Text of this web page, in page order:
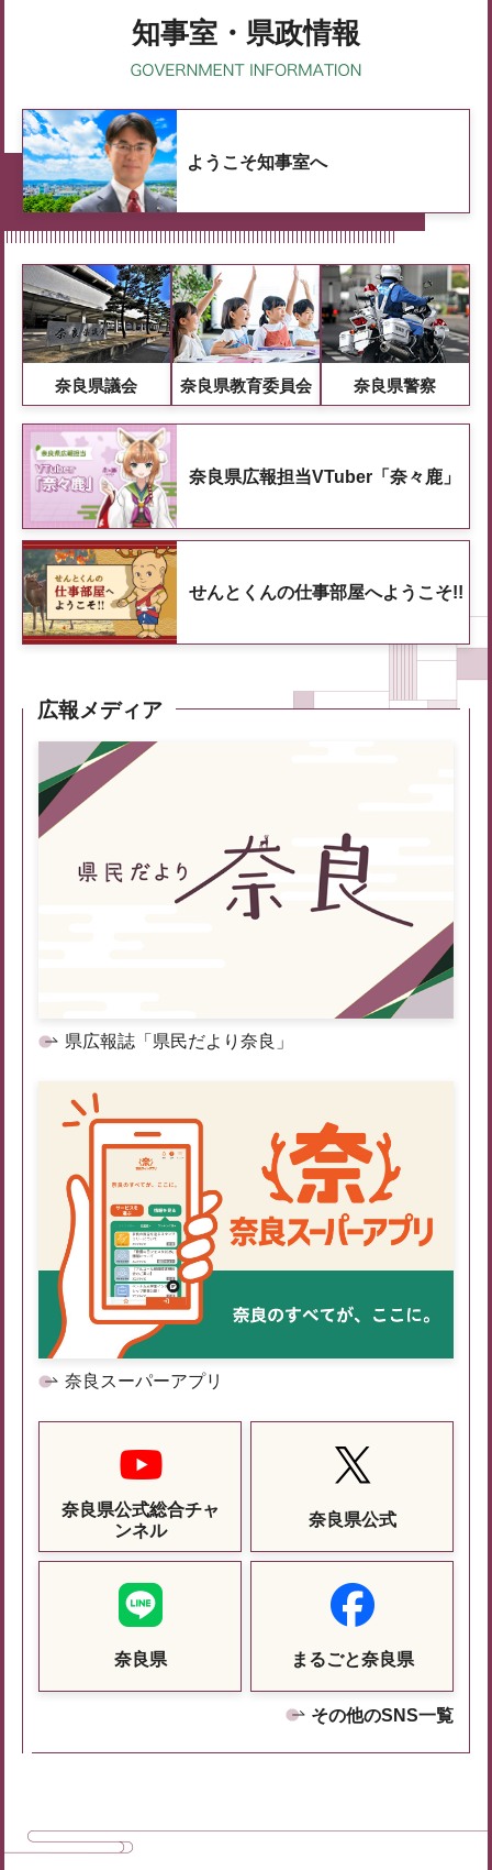
知事室・県政情報
ようこそ知事室へ
奈良県議会 奈良県教育委員会 奈良県警察
奈良県広報担当VTuber「奈々鹿」
せんとくんの仕事部屋へようこそ!!
広報メディア
県広報誌「県民だより奈良」
奈良スーパーアプリ
奈良県公式総合チャ
ンネル
奈良県公式
奈良県 まるごと奈良県
その他のSNS一覧